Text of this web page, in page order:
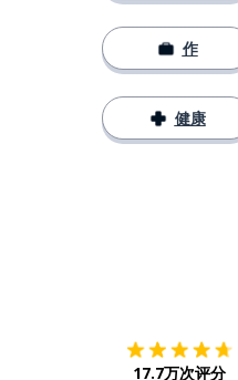
作
健康
17.7万次评分